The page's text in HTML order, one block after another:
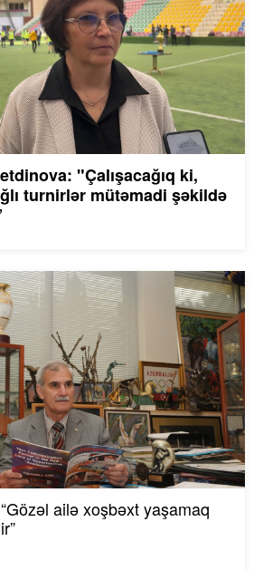
"Çalışacağıq ki,
turnirlər mütəmadi şəkildə
ailə xoşbəxt yaşamaq